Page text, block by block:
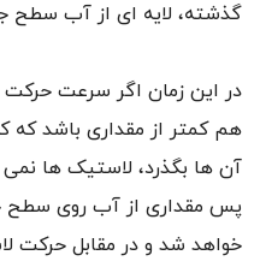
گذشته، لایه ای از آب سطح
در این زمان اگر سرعت حرکت
هم کمتر از مقداری باشد که
آن ها بگذرد، لاستیک ها نمی‌
پس مقداری از آب روی سطح
خواهد شد و در مقابل حرکت